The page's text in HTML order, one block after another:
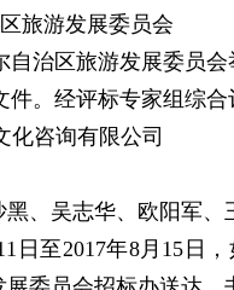
旅游发展委员会
自治区旅游发展委员
。经评标专家组综合
化咨询有限公司
、吴志华、欧阳军、
日至2017年8月15日